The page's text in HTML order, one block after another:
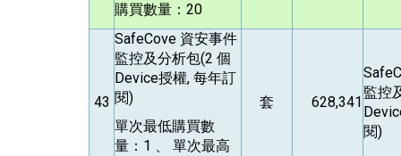
購買數量：20
43
SafeCove 資安事件
監控及分析包(2 個
Device授權, 每年訂
閱)
單次最低購買數
量：1 、 單次最高
套 628,341
監控
閱)